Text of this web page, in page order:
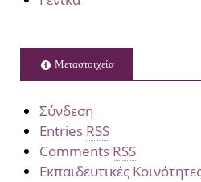
Μεταστοιχεία
Σύνδεση
Entries RSS
Comments RSS
Εκπαιδευτικές